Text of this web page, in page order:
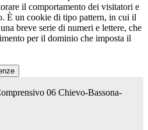
il comportamento dei visitatori e
È un cookie di tipo pattern, in cui il
breve serie di numeri e lettere, che
per il dominio che imposta il
06 Chievo-Bassona-